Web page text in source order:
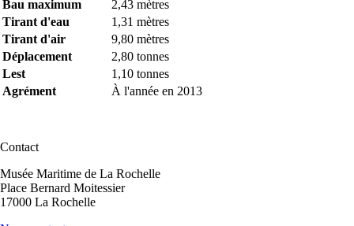
Bau maximum
2,43 mètres
Tirant d'eau
1,31 mètres
Tirant d'air
9,80 mètres
Déplacement
2,80 tonnes
Lest
1,10 tonnes
Agrément
À l'année en 2013
Contact
Musée Maritime de La Rochelle
Place Bernard Moitessier
17000 La Rochelle